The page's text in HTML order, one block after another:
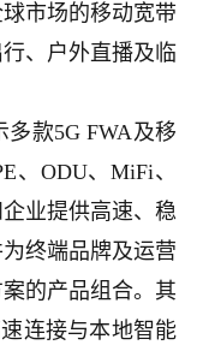
市场的移动宽带
、户外直播及临
款5G FWA及移
、ODU、MiFi、
业提供高速、稳
终端品牌及运营
的产品组合。其
连接与本地智能